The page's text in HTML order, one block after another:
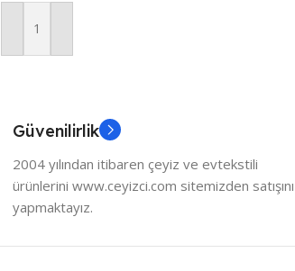
Sepete Ekle
Güvenilirlik
2004 yılından itibaren çeyiz ve evtekstili
ürünlerini www.ceyizci.com sitemizden satışını
yapmaktayız.